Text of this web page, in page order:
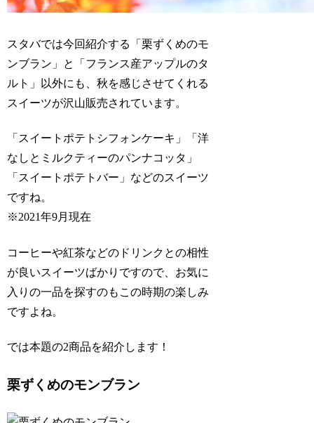
スタバでは今回紹介する「栗ずくめのモ
ンブラン」と「フランス産アップルのタ
ルト」以外にも、秋を感じさせてくれる
スイーツが沢山販売されています。
「スイートポテトシフォンケーキ」「洋
なしとミルクティーのパンナコッタ」
「スイートポテトバー」 などのスイーツ
ですね。
※2021年9月現在
コーヒーや紅茶などのドリンクとの相性
が良いスイーツばかりですので、お気に
入りの一品を探すのもこの時期の楽しみ
ですよね。
では本題の2商品を紹介します！
栗ずくめのモンブラン